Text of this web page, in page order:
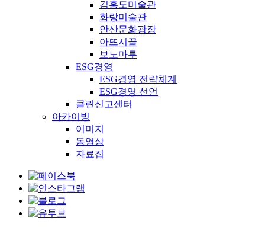
김홍도미술관
화랑미술관
안산문화광장
아뜨시끌
보노마루
ESG경영
ESG경영 전략체계
ESG경영 선언
클린신고센터
아카이빙
이미지
동영상
자료집